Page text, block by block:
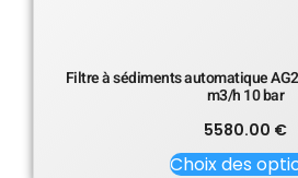
Filtre à sédiments automatique
m3/h 10 bar
5580.00 €
Choix des